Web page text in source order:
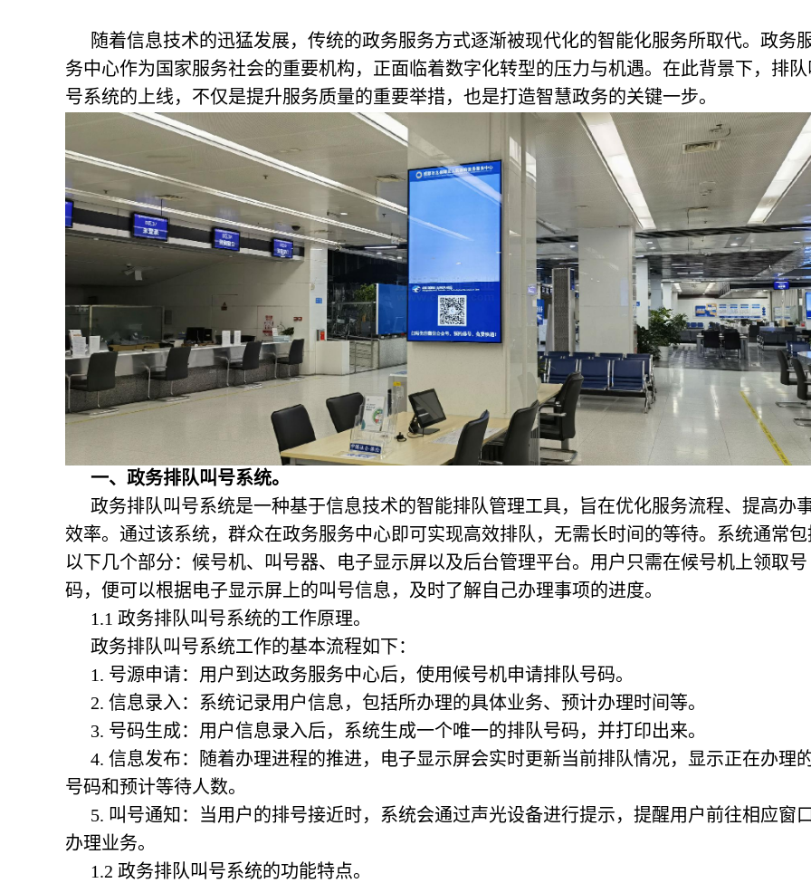
随着信息技术的迅猛发展，传统的政务服务方式逐渐被现代化的智能化服务所取代。政务
务中心作为国家服务社会的重要机构，正面临着数字化转型的压力与机遇。在此背景下，排队
号系统的上线，不仅是提升服务质量的重要举措，也是打造智慧政务的关键一步。
一、 政务排队叫号系统。
政务排队叫号系统是一种基于信息技术的智能排队管理工具，旨在优化服务流程、提高办
效率。通过该系统，群众在政务服务中心即可实现高效排队，无需长时间的等待。系统通常包
以下几个部分：候号机、叫号器、电子显示屏以及后台管理平台。用户只需在候号机上领取号
码，便可以根据电子显示屏上的叫号信息，及时了解自己办理事项的进度。
1.1 政务排队叫号系统的工作原理。
政务排队叫号系统工作的基本流程如下：
1. 号源申请：用户到达政务服务中心后，使用候号机申请排队号码。
2. 信息录入：系统记录用户信息，包括所办理的具体业务、预计办理时间等。
3. 号码生成：用户信息录入后，系统生成一个唯一的排队号码，并打印出来。
4. 信息发布：随着办理进程的推进，电子显示屏会实时更新当前排队情况，显示正在办理
号码和预计等待人数。
5. 叫号通知：当用户的排号接近时，系统会通过声光设备进行提示，提醒用户前往相应窗
办理业务。
1.2 政务排队叫号系统的功能特点。